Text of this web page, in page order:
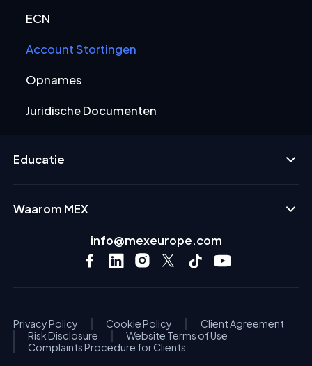
ECN
Account Stortingen
Opnames
Juridische Documenten
Educatie
Waarom MEX
info@mexeurope.com
Privacy Policy Cookie Policy
Client Agreement
Risk Disclosure
Website Terms of Use
Complaints Procedure for Clients